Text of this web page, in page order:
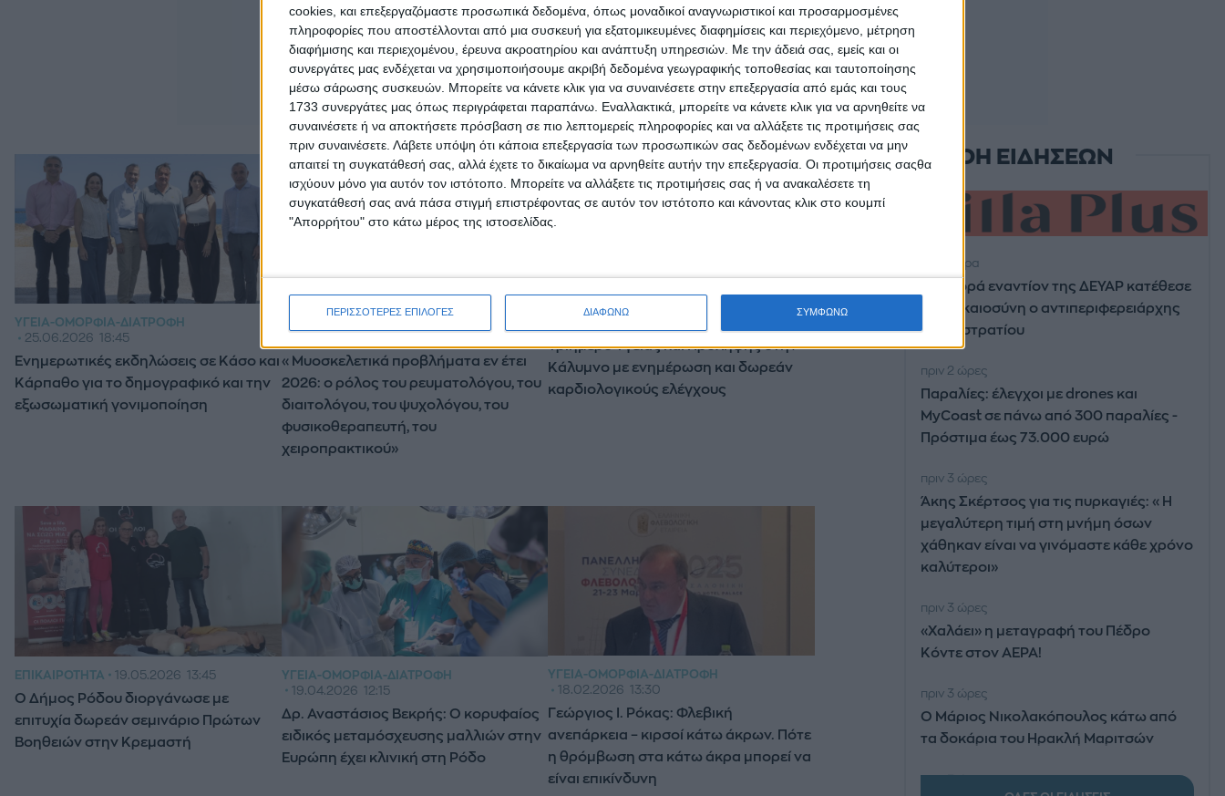
cookies, και επεξεργαζόμαστε προσωπικά δεδομένα, όπως μοναδικοί αναγνωριστικοί και προσαρμοσμένες
πληροφορίες που αποστέλλονται από μια συσκευή για εξατομικευμένες διαφημίσεις και περιεχόμενο, μέτρηση
διαφήμισης και περιεχομένου, έρευνα ακροατηρίου και ανάπτυξη υπηρεσιών. Με την άδειά σας, εμείς και οι
συνεργάτες μας ενδέχεται να χρησιμοποιήσουμε ακριβή δεδομένα γεωγραφικής τοποθεσίας και ταυτοποίησης
μέσω σάρωσης συσκευών. Μπορείτε να κάνετε κλικ για να συναινέσετε στην επεξεργασία από εμάς και τους
1733 συνεργάτες μας όπως περιγράφεται παραπάνω. Εναλλακτικά, μπορείτε να κάνετε κλικ για να αρνηθείτε να
συναινέσετε ή να αποκτήσετε πρόσβαση σε πιο λεπτομερείς πληροφορίες και να αλλάξετε τις προτιμήσεις σας
πριν συναινέσετε. Λάβετε υπόψη ότι κάποια επεξεργασία των προσωπικών σας δεδομένων ενδέχεται να μην
απαιτεί τη συγκατάθεσή σας, αλλά έχετε το δικαίωμα να αρνηθείτε αυτήν την επεξεργασία. Οι προτιμήσεις σαςθα
ισχύουν μόνο για αυτόν τον ιστότοπο. Μπορείτε να αλλάξετε τις προτιμήσεις σας ή να ανακαλέσετε τη
συγκατάθεσή σας ανά πάσα στιγμή επιστρέφοντας σε αυτόν τον ιστότοπο και κάνοντας κλικ στο κουμπί
"Απορρήτου" στο κάτω μέρος της ιστοσελίδας.
ΠΕΡΙΣΣΟΤΕΡΕΣ ΕΠΙΛΟΓΕΣ ΔΙΑΦΩΝΩ ΣΥΜΦΩΝΩ
ΥΓΕΊΑ-ΟΜΟΡΦΙΆ-ΔΙΑΤΡΟΦΉ
25.06.2026 18:45
Ενημερωτικές εκδηλώσεις σε Κάσο και
Κάρπαθο για το δημογραφικό και την
εξωσωματική γονιμοποίηση
«Μυοσκελετικά προβλήματα εν έτει
2026: ο ρόλος του ρευματολόγου, του
διαιτολόγου, του ψυχολόγου, του
φυσικοθεραπευτή, του
χειροπρακτικού»
Τριήμερο Υγείας και Πρόληψης στην
Κάλυμνο με ενημέρωση και δωρεάν
καρδιολογικούς ελέγχους
ΕΠΙΚΑΙΡΌΤΗΤΑ 19.05.2026 13:45
Ο Δήμος Ρόδου διοργάνωσε με
επιτυχία δωρεάν σεμινάριο Πρώτων
Βοηθειών στην Κρεμαστή
ΥΓΕΊΑ-ΟΜΟΡΦΙΆ-ΔΙΑΤΡΟΦΉ
19.04.2026 12:15
Δρ. Αναστάσιος Βεκρής: Ο κορυφαίος
ειδικός μεταμόσχευσης μαλλιών στην
Ευρώπη έχει κλινική στη Ρόδο
ΥΓΕΊΑ-ΟΜΟΡΦΙΆ-ΔΙΑΤΡΟΦΉ
18.02.2026 13:30
Γεώργιος Ι. Ρόκας: Φλεβική
ανεπάρκεια – κιρσοί κάτω άκρων. Πότε
η θρόμβωση στα κάτω άκρα μπορεί να
είναι επικίνδυνη
ΡΟΗ ΕΙΔΗΣΕΩΝ
πριν 1 ώρα
Αναφορά εναντίον της ΔΕΥΑΡ κατέθεσε
στη δικαιοσύνη ο αντιπεριφερειάρχης
Χρ. Ευστρατίου
πριν 2 ώρες
Παραλίες: έλεγχοι με drones και
MyCoast σε πάνω από 300 παραλίες -
Πρόστιμα έως 73.000 ευρώ
πριν 3 ώρες
Άκης Σκέρτσος για τις πυρκαγιές: «Η
μεγαλύτερη τιμή στη μνήμη όσων
χάθηκαν είναι να γινόμαστε κάθε χρόνο
καλύτεροι»
πριν 3 ώρες
«Χαλάει» η μεταγραφή του Πέδρο
Κόντε στον ΑΕΡΑ!
πριν 3 ώρες
Ο Μάριος Νικολακόπουλος κάτω από
τα δοκάρια του Ηρακλή Μαριτσών
πριν 3 ώρες